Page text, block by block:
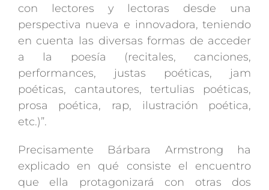
con lectores y lectoras desde una
perspectiva nueva e innovadora, teniendo
en cuenta las diversas formas de acceder
a la poesía (recitales, canciones,
performances, justas poéticas, jam
poéticas, cantautores, tertulias poéticas,
prosa poética, rap, ilustración poética,
etc.)”.
Precisamente Bárbara Armstrong ha
explicado en qué consiste el encuentro
que ella protagonizará con otras dos